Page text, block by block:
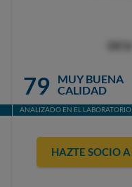
79
MUY BUENA
CALIDAD
ANALIZADO EN EL LABORATORIO
HAZTE SOCIO